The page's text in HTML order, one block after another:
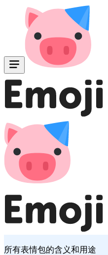
所有表情包的含义和用途